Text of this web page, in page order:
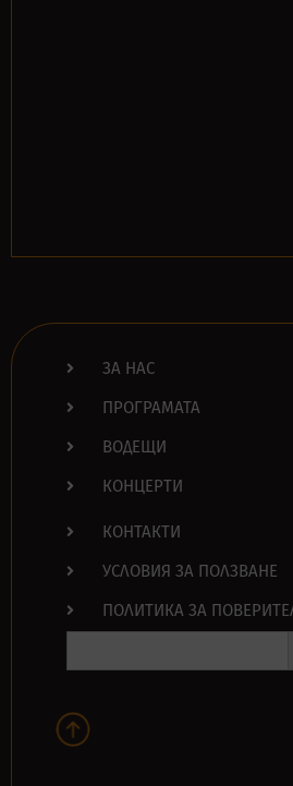
ЗА НАС
ПРОГРАМАТА
ВОДЕЩИ
КОНЦЕРТИ
КОНТАКТИ
УСЛОВИЯ ЗА ПОЛЗВАНЕ
ПОЛИТИКА ЗА
Search